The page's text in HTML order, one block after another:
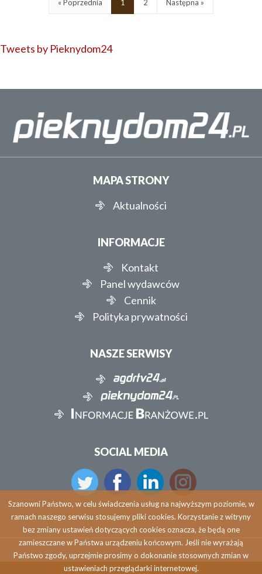
« Poprzednia 1 2 Następna »
Tweets by Pieknydom24
MAPA STRONY
Aktualności
INFORMACJE
Kontakt
Panel wydawców
Cennik
Polityka prywatności
NASZE SERWISY
SOCIAL MEDIA
Szanowni Państwo, w celu świadczenia usług na najwyższym poziomie, w
ramach naszego serwisu stosujemy pliki cookies. Korzystanie z witryny
bez zmiany ustawień dotyczących cookies oznacza, że będą one
zamieszczane w Państwa urządzeniu końcowym. Jeśli nie wyrażają
Państwo zgody, uprzejmie prosimy o dokonanie stosownych zmian w
ustawieniach przeglądarki internetowej.